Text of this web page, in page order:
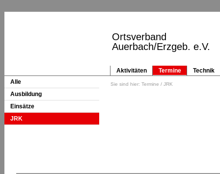
Ortsverband
Auerbach/Erzgeb. e.V.
Aktivitäten Termine Technik
Sie sind hier:Termine / JRK
Alle
Ausbildung
Einsätze
JRK